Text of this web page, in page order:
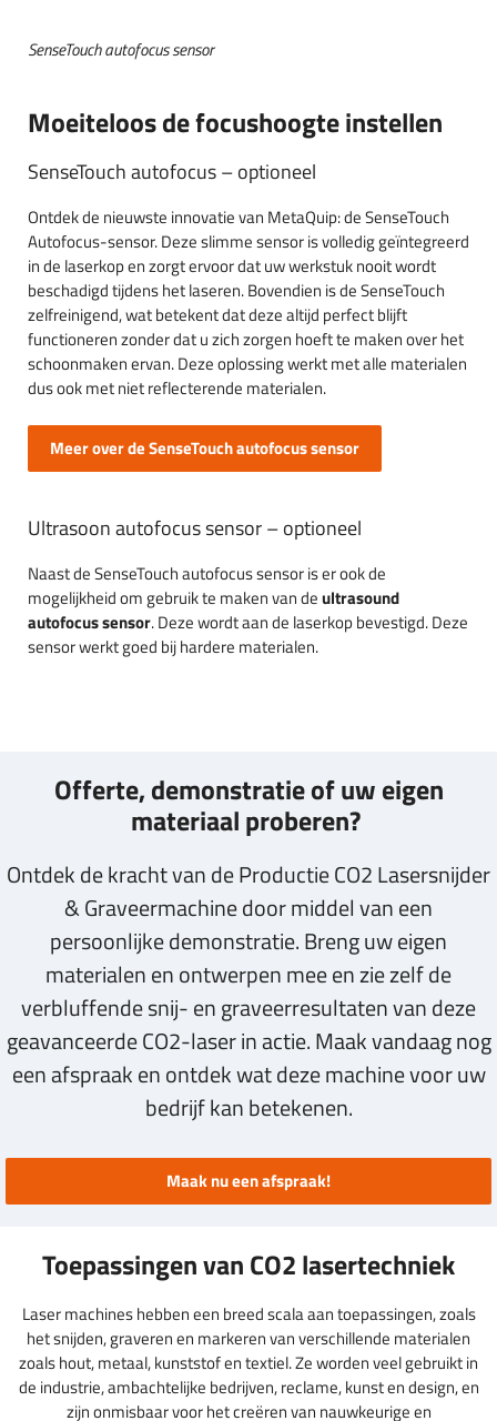
SenseTouch autofocus sensor
Moeiteloos de focushoogte instellen
SenseTouch autofocus – optioneel
Ontdek de nieuwste innovatie van MetaQuip: de SenseTouch
Autofocus-sensor. Deze slimme sensor is volledig geïntegreerd
in de laserkop en zorgt ervoor dat uw werkstuk nooit wordt
beschadigd tijdens het laseren. Bovendien is de SenseTouch
zelfreinigend, wat betekent dat deze altijd perfect blijft
functioneren zonder dat u zich zorgen hoeft te maken over het
schoonmaken ervan. Deze oplossing werkt met alle materialen
dus ook met niet reflecterende materialen.
Meer over de SenseTouch autofocus sensor
Ultrasoon autofocus sensor – optioneel
Naast de SenseTouch autofocus sensor is er ook de
mogelijkheid om gebruik te maken van deultrasound
autofocus sensor. Deze wordt aan de laserkop bevestigd. Deze
sensor werkt goed bij hardere materialen.
Offerte, demonstratie of uw eigen
materiaal proberen?
Ontdek de kracht van de Productie CO2 Lasersnijder
& Graveermachine door middel van een
persoonlijke demonstratie. Breng uw eigen
materialen en ontwerpen mee en zie zelf de
verbluffende snij- en graveerresultaten van deze
geavanceerde CO2-laser in actie. Maak vandaag nog
een afspraak en ontdek wat deze machine voor uw
bedrijf kan betekenen.
Maak nu een afspraak!
Toepassingen van CO2 lasertechniek
Laser machines hebben een breed scala aan toepassingen, zoals
het snijden, graveren en markeren van verschillende materialen
zoals hout, metaal, kunststof en textiel. Ze worden veel gebruikt in
de industrie, ambachtelijke bedrijven, reclame, kunst en design, en
zijn onmisbaar voor het creëren van nauwkeurige en